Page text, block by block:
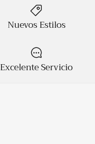
Nuevos Estilos
Excelente Servicio